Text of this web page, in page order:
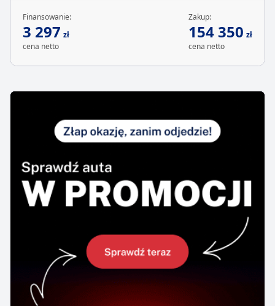
Finansowanie:
3 297 zł
cena netto
Zakup:
154 350 zł
cena netto